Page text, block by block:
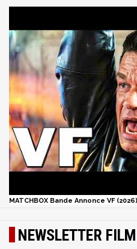
MATCHBOX Bande Annonce VF
NEWSLETTER